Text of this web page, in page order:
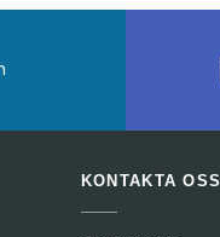
KONTAKTA OSS